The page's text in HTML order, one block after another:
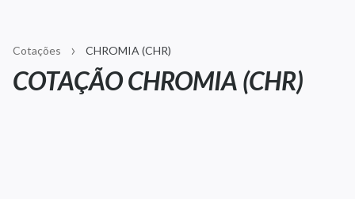
Newsletters
Money Trader
Cotações CHROMIA (CHR)
COTAÇÃO CHROMIA (CHR)